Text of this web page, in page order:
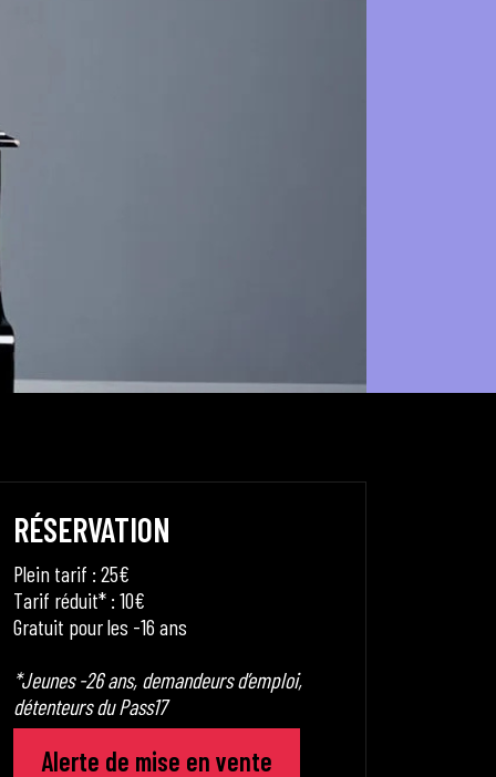
RÉSERVATION
Plein tarif : 25€
Tarif réduit* : 10€
Gratuit pour les -16 ans
*Jeunes -26 ans, demandeurs d’emploi,
détenteurs du Pass17
Alerte de mise en vente